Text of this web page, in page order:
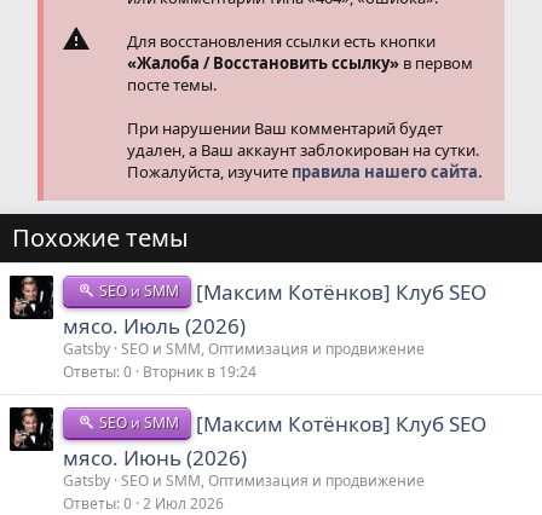
Для восстановления ссылки есть кнопки
«Жалоба / Восстановить ссылку» в первом
посте темы.
При нарушении Ваш комментарий будет
удален, а Ваш аккаунт заблокирован на сутки.
Пожалуйста, изучите правила нашего сайта.
Похожие темы
SEO и SMM
[Максим Котёнков] Клуб SEO
мясо. Июль (2026)
Gatsby SEO и SMM, Оптимизация и продвижение
Ответы 0 Вторник в 19:24
SEO и SMM
[Максим Котёнков] Клуб SEO
мясо. Июнь (2026)
Gatsby SEO и SMM, Оптимизация и продвижение
Ответы 0 2 Июл 2026